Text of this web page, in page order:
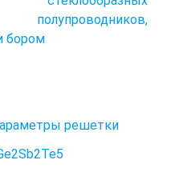
бором
решетки